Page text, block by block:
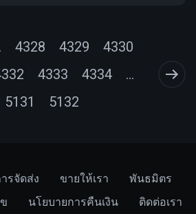
4328 4329
4330
4333 4334
...
5131
5132
รจัดส่ง ขายให้เรา
พันธมิตร
นโยบายการคืนเงิน ติดต่อเรา